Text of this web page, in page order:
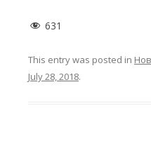
631
This entry was posted in
July 28, 2018.